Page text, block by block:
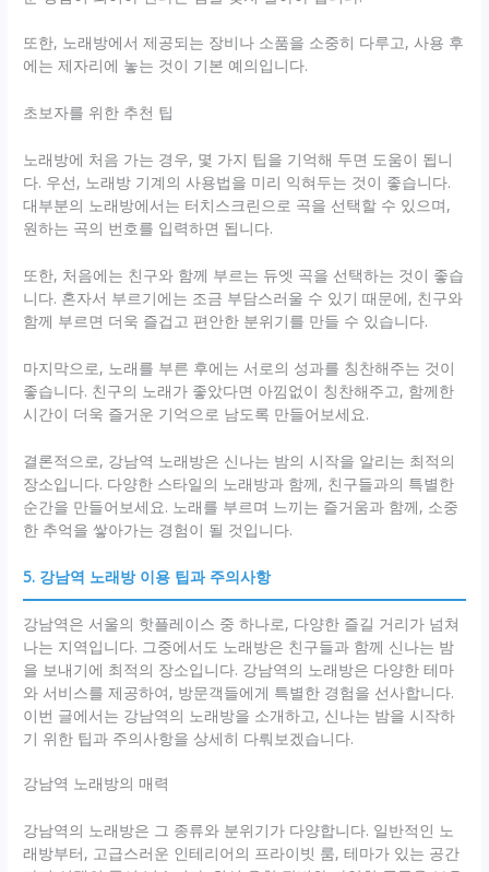
또한, 노래방에서 제공되는 장비나 소품을 소중히 다루고, 사용 후
에는 제자리에 놓는 것이 기본 예의입니다.
초보자를 위한 추천 팁
노래방에 처음 가는 경우, 몇 가지 팁을 기억해 두면 도움이 됩니
다. 우선, 노래방 기계의 사용법을 미리 익혀두는 것이 좋습니다.
대부분의 노래방에서는 터치스크린으로 곡을 선택할 수 있으며,
원하는 곡의 번호를 입력하면 됩니다.
또한, 처음에는 친구와 함께 부르는 듀엣 곡을 선택하는 것이 좋습
니다. 혼자서 부르기에는 조금 부담스러울 수 있기 때문에, 친구와
함께 부르면 더욱 즐겁고 편안한 분위기를 만들 수 있습니다.
마지막으로, 노래를 부른 후에는 서로의 성과를 칭찬해주는 것이
좋습니다. 친구의 노래가 좋았다면 아낌없이 칭찬해주고, 함께한
시간이 더욱 즐거운 기억으로 남도록 만들어보세요.
결론적으로, 강남역 노래방은 신나는 밤의 시작을 알리는 최적의
장소입니다. 다양한 스타일의 노래방과 함께, 친구들과의 특별한
순간을 만들어보세요. 노래를 부르며 느끼는 즐거움과 함께, 소중
한 추억을 쌓아가는 경험이 될 것입니다.
5. 강남역 노래방 이용 팁과 주의사항
강남역은 서울의 핫플레이스 중 하나로, 다양한 즐길 거리가 넘쳐
나는 지역입니다. 그중에서도 노래방은 친구들과 함께 신나는 밤
을 보내기에 최적의 장소입니다. 강남역의 노래방은 다양한 테마
와 서비스를 제공하여, 방문객들에게 특별한 경험을 선사합니다.
이번 글에서는 강남역의 노래방을 소개하고, 신나는 밤을 시작하
기 위한 팁과 주의사항을 상세히 다뤄보겠습니다.
강남역 노래방의 매력
강남역의 노래방은 그 종류와 분위기가 다양합니다. 일반적인 노
래방부터, 고급스러운 인테리어의 프라이빗 룸, 테마가 있는 공간